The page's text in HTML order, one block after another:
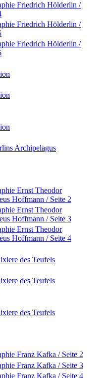
Friedrich Hölderlin /
Friedrich Hölderlin /
Friedrich Hölderlin /
Archipelagus
Ernst Theodor
Hoffmann / Seite 2
Ernst Theodor
Hoffmann / Seite 3
Ernst Theodor
Hoffmann / Seite 4
des Teufels
des Teufels
des Teufels
Franz Kafka / Seite 2
Franz Kafka / Seite 3
Franz Kafka / Seite 4